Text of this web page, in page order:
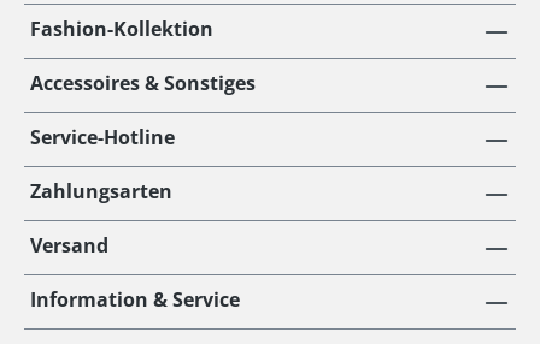
Fashion-Kollektion
Accessoires & Sonstiges
Service-Hotline
Zahlungsarten
Versand
Information & Service